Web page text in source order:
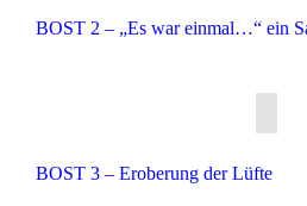
BOST 2 – „Es war einmal…“ ein
BOST 3 – Eroberung der Lüfte